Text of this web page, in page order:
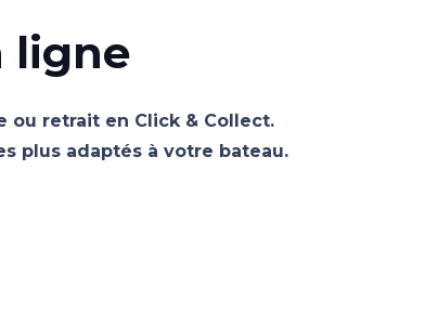
ligne
ou retrait en Click & Collect.
plus adaptés à votre bateau.